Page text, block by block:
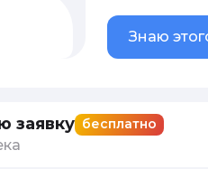
Знаю
заявку бесплатно